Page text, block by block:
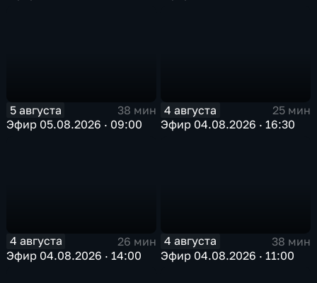
5 августа
38 мин
Эфир 05.08.2026 · 09:00
4 августа
25 мин
Эфир 04.08.2026 · 16:30
4 августа
26 мин
Эфир 04.08.2026 · 14:00
4 августа
38 мин
Эфир 04.08.2026 · 11:00